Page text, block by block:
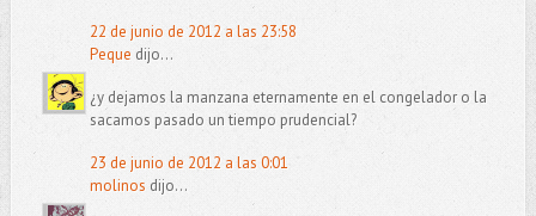
22 de junio de 2012 a las 23:58
Peque dijo...
¿y dejamos la manzana eternamente en el congelador o la
sacamos pasado un tiempo prudencial?
23 de junio de 2012 a las 0:01
molinos dijo...